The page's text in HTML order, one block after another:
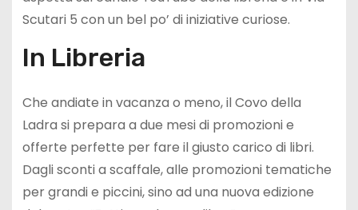
Scutari 5 con un bel po’ di iniziative curiose.
In Libreria
Che andiate in vacanza o meno, il Covo della
Ladra si prepara a due mesi di promozioni e
offerte perfette per fare il giusto carico di libri.
Dagli sconti a scaffale, alle promozioni tematiche
per grandi e piccini, sino ad una nuova edizione